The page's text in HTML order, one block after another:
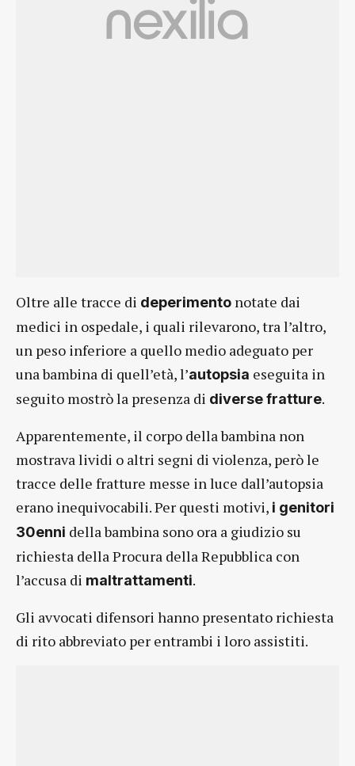
Oltre alle tracce di deperimento notate dai
medici in ospedale, i quali rilevarono, tra l’altro,
un peso inferiore a quello medio adeguato per
una bambina di quell’età, l’autopsia eseguita in
seguito mostrò la presenza di diverse fratture.
Apparentemente, il corpo della bambina non
mostrava lividi o altri segni di violenza, però le
tracce delle fratture messe in luce dall’autopsia
erano inequivocabili. Per questi motivi, i genitori
30enni della bambina sono ora a giudizio su
richiesta della Procura della Repubblica con
l’accusa di maltrattamenti.
Gli avvocati difensori hanno presentato richiesta
di rito abbreviato per entrambi i loro assistiti.